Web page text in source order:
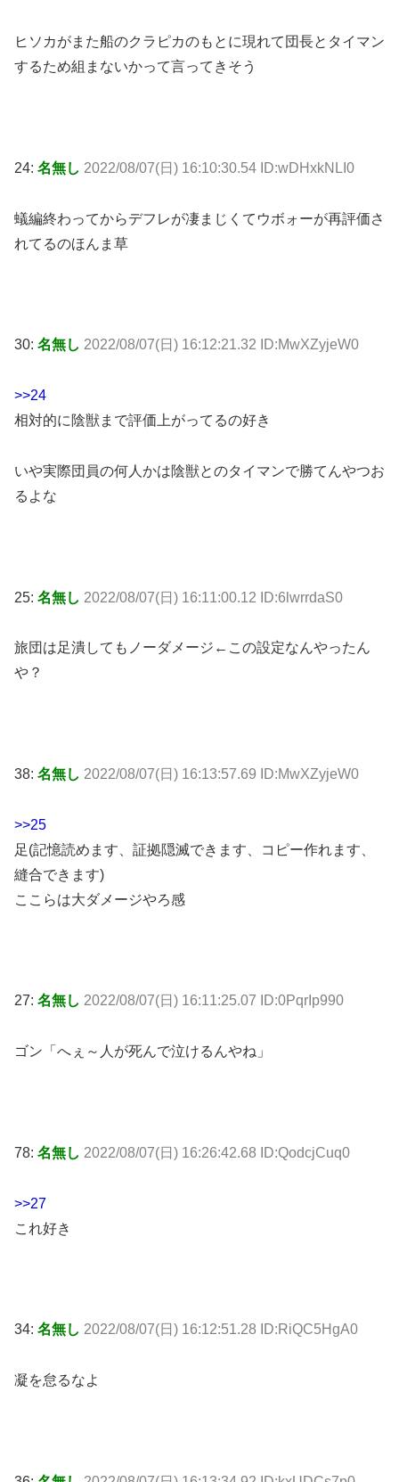
ヒソカがまた船のクラピカのもとに現れて団長とタイマン
するため組まないかって言ってきそう
24: 名無し 2022/08/07(日) 16:10:30.54 ID:wDHxkNLI0
蟻編終わってからデフレが凄まじくてウボォーが再評価さ
れてるのほんま草
30: 名無し 2022/08/07(日) 16:12:21.32 ID:MwXZyjeW0
>>24
相対的に陰獣まで評価上がってるの好き
いや実際団員の何人かは陰獣とのタイマンで勝てんやつお
るよな
25: 名無し 2022/08/07(日) 16:11:00.12 ID:6lwrrdaS0
旅団は足潰してもノーダメージ←この設定なんやったん
や？
38: 名無し 2022/08/07(日) 16:13:57.69 ID:MwXZyjeW0
>>25
足(記憶読めます、証拠隠滅できます、コピー作れます、
縫合できます)
ここらは大ダメージやろ感
27: 名無し 2022/08/07(日) 16:11:25.07 ID:0PqrIp990
ゴン「へぇ～人が死んで泣けるんやね」
78: 名無し 2022/08/07(日) 16:26:42.68 ID:QodcjCuq0
>>27
これ好き
34: 名無し 2022/08/07(日) 16:12:51.28 ID:RiQC5HgA0
凝を怠るなよ